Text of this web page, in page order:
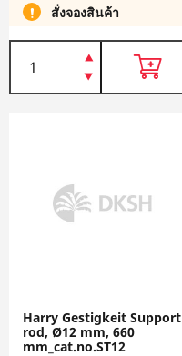
สั่งจองสินค้า
Harry Gestigkeit Support
rod, Ø12 mm, 660
mm_cat.no.ST12